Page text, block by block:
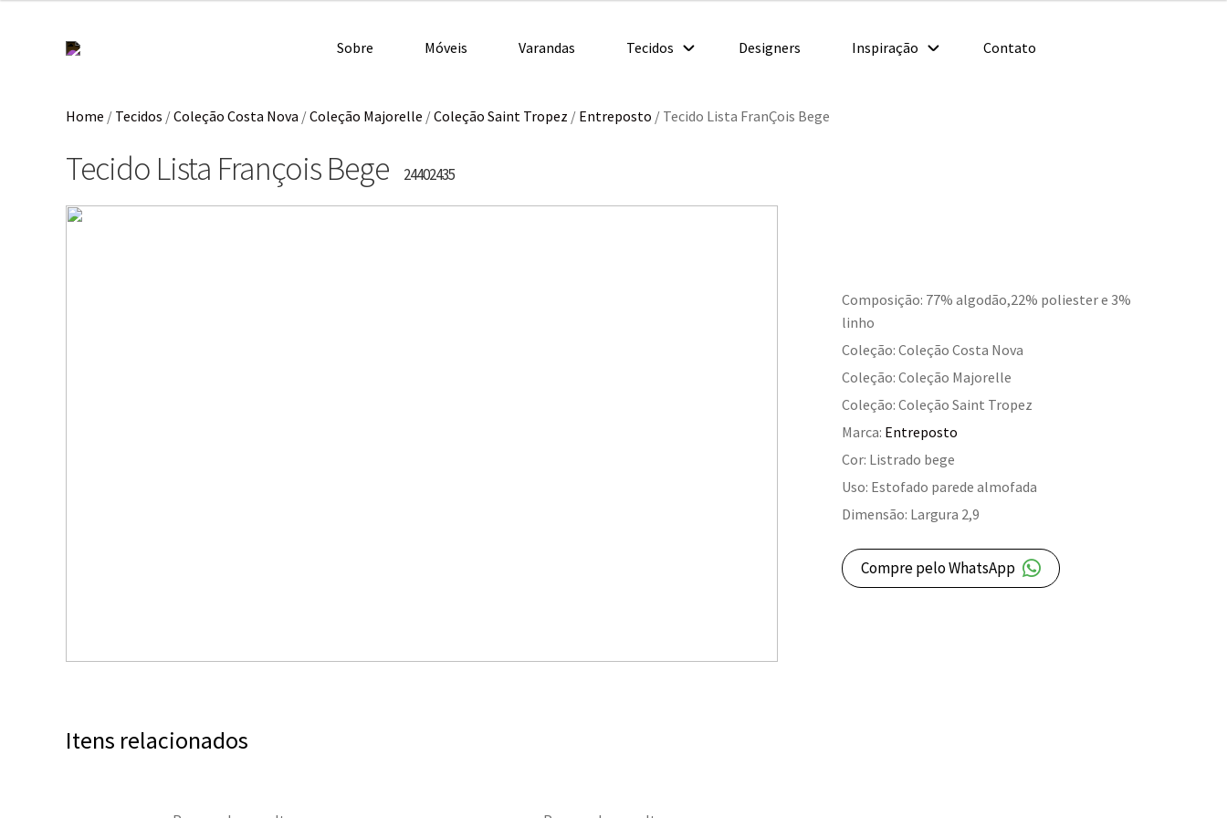
Sobre Móveis Varandas Tecidos Designers Inspiração Contato
Home / Tecidos /Coleção Costa Nova /Coleção Majorelle /Coleção Saint Tropez / Entreposto / Tecido Lista FranÇois Bege
Tecido Lista François Bege 24402435
Composição: 77% algodão,22% poliester e 3%
linho
Coleção: Coleção Costa Nova
Coleção: Coleção Majorelle
Coleção: Coleção Saint Tropez
Marca: Entreposto
Cor: Listrado bege
Uso: Estofado parede almofada
Dimensão: Largura 2,9
Compre pelo WhatsApp
Itens relacionados